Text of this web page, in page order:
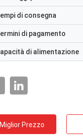
di consegna
di pagamento
di alimentazione
Miglior Prezzo